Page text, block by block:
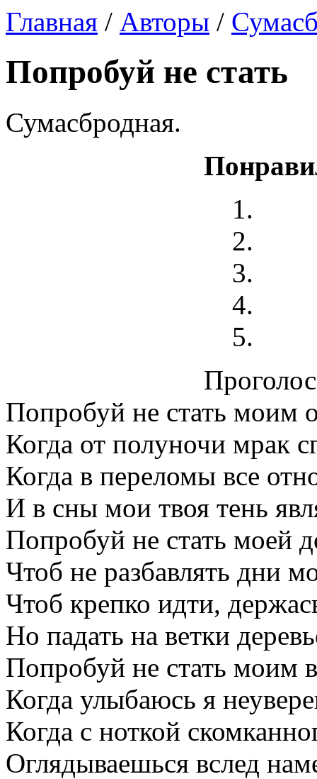
Главная / Авторы /
Попробуй не стать
Сумасбродная.
Попробуй не стать моим
Когда от полуночи мрак
Когда в переломы все
И в сны мои твоя тень
Попробуй не стать моей
Чтоб не разбавлять дни
Чтоб крепко идти,
Но падать на ветки
Попробуй не стать моим
Когда улыбаюсь я
Когда с ноткой
Оглядываешься вслед